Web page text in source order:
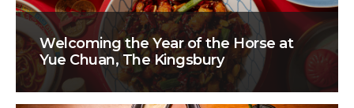
Welcoming the Year of the Horse at
Yue Chuan, The Kingsbury